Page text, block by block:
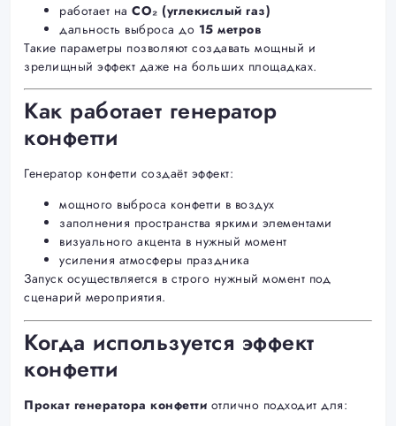
работает на CO₂ (углекислый газ)
дальность выброса до 15 метров
Такие параметры позволяют создавать мощный и
зрелищный эффект даже на больших площадках.
Как работает генератор
конфетти
Генератор конфетти создаёт эффект:
мощного выброса конфетти в воздух
заполнения пространства яркими элементами
визуального акцента в нужный момент
усиления атмосферы праздника
Запуск осуществляется в строго нужный момент под
сценарий мероприятия.
Когда используется эффект
конфетти
Прокат генератора конфетти отлично подходит для: